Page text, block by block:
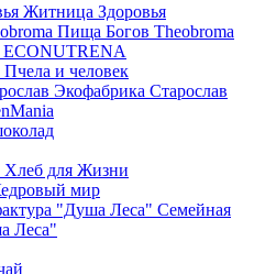
Житница Здоровья
Пища Богов Theobroma
ECONUTRENA
Пчела и человек
Экофабрика Старослав
Хлеб для Жизни
мир
Семейная
Леса"